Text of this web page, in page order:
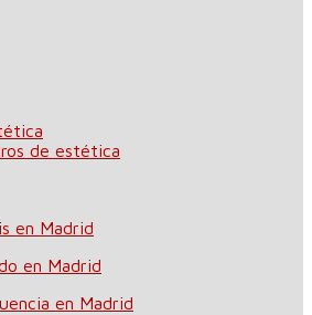
de estética
en Madrid
en Madrid
en Madrid